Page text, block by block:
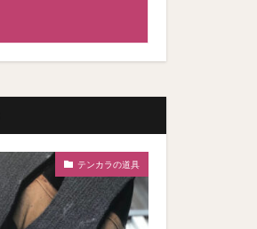
テンカラの道具